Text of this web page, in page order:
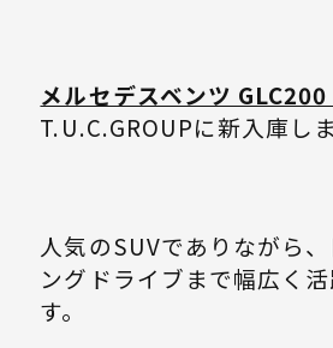
メルセデスベンツ
T.U.C.GROUPに新入庫し
人気のSUVでありながら
ングドライブまで幅広く
す。